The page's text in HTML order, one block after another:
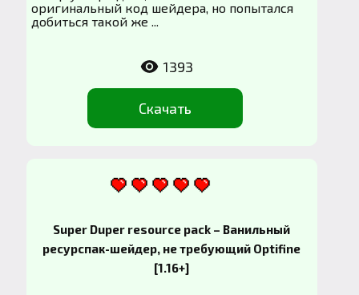
оригинальный код шейдера, но попытался
добиться такой же ...
Скачать
1393
Super Duper resource pack – Ванильный
ресурспак-шейдер, не требующий Optifine
[1.16+]